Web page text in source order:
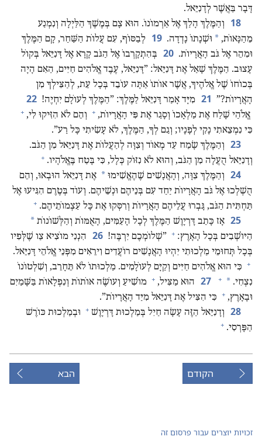
דָּבָר בַּאֲשֶׁר לְדָנִיֵּאל.‏
18
וְהַמֶּלֶךְ הָלַךְ אֶל אַרְמוֹנוֹ.‏ הוּא צָם בְּמֶשֶׁךְ הַלַּיְלָה וְנִמְנַע
מֵהַנָּאוֹת,‏ * וּשְׁנָתוֹ נָדְדָה.‏ 19 לְבַסּוֹף,‏ עִם עֲלוֹת הַשַּׁחַר,‏ קָם הַמֶּלֶךְ
וּמִהֵר אֶל גֹּב הָאֲרָיוֹת.‏ 20 בְּהִתְקָרְבוֹ אֶל הַגֹּב קָרָא אֶל דָּנִיֵּאל בְּקוֹל
עָצוּב.‏ הַמֶּלֶךְ שָׁאַל אֶת דָּנִיֵּאל:‏ ”‏דָּנִיֵּאל,‏ עֶבֶד אֱלֹהִים חַיִּים,‏ הַאִם הָיָה
בְּכוֹחוֹ שֶׁל אֱלֹהֶיךָ,‏ אֲשֶׁר אוֹתוֹ אַתָּה עוֹבֵד בְּכָל עֵת,‏ לְהַצִּילְךָ מִן
הָאֲרָיוֹת?‏”‏ 21 מִיָּד אָמַר דָּנִיֵּאל לַמֶּלֶךְ:‏ ”‏הַמֶּלֶךְ לְעוֹלָם יִחְיֶה!‏ 22
אֱלֹהַי שָׁלַח אֶת מַלְאָכוֹ וְסָגַר אֶת פִּי הָאֲרָיוֹת,‏ + וְהֵם לֹא הִזִּיקוּ לִי,‏ +
כִּי נִמְצֵאתִי נָקִי לְפָנָיו;‏ וְגַם לְךָ,‏ הַמֶּלֶךְ,‏ לֹא עָשִׂיתִי כָּל רַע”‏.‏
23 וְהַמֶּלֶךְ שָׂמַח עַד מְאוֹד וְצִוָּה לְהַעֲלוֹת אֶת דָּנִיֵּאל מִן הַגֹּב.‏
וְדָנִיֵּאל הֻעֲלָה מִן הַגֹּב,‏ וְהוּא לֹא נִזּוֹק כְּלָל,‏ כִּי בָּטַח בֶּאֱלֹהָיו.‏ +
24 וְהַמֶּלֶךְ צִוָּה,‏ וְהָאֲנָשִׁים שֶׁהֶאֱשִׁימוּ * אֶת דָּנִיֵּאל הוּבְאוּ,‏ וְהֵם
הֻשְׁלְכוּ אֶל גֹּב הָאֲרָיוֹת יַחַד עִם בְּנֵיהֶם וּנְשֵׁיהֶם.‏ וְעוֹד בְּטֶרֶם הִגִּיעוּ אֶל
תַּחְתִּית הַגֹּב,‏ גָּבְרוּ עֲלֵיהֶם הָאֲרָיוֹת וְרִסְּקוּ אֶת כָּל עַצְמוֹתֵיהֶם.‏ +
25 אָז כָּתַב דָּרְיָוֶשׁ הַמֶּלֶךְ לְכָל הָעַמִּים,‏ הָאֻמּוֹת וְהַלְּשׁוֹנוֹת *
הַיּוֹשְׁבִים בְּכָל הָאָרֶץ:‏ + ”‏שְׁלוֹמְכֶם יִרְבֶּה!‏ 26 הִנְנִי מוֹצִיא צַו שֶׁלְּפִיו
בְּכָל תְּחוּמֵי מַלְכוּתִי יִהְיוּ הָאֲנָשִׁים רוֹעֲדִים וִירֵאִים מִפְּנֵי אֱלֹהֵי דָּנִיֵּאל.‏
+ כִּי הוּא אֱלֹהִים חַיִּים וְקַיָּם לְעוֹלָמִים.‏ מַלְכוּתוֹ לֹא תֵּחָרֵב,‏ וְשִׁלְטוֹנוֹ
נִצְחִי.‏ *
+
27 הוּא מַצִּיל,‏ + מוֹשִׁיעַ וְעוֹשֶׂה אוֹתוֹת וְנִפְלָאוֹת בַּשָּׁמַיִם
וּבָאָרֶץ,‏ + כִּי הִצִּיל אֶת דָּנִיֵּאל מִיַּד הָאֲרָיוֹת”‏.‏
28 וְדָנִיֵּאל הַזֶּה עָשָׂה חַיִל בְּמַלְכוּת דָּרְיָוֶשׁ + וּבְמַלְכוּת כּוֹרֶשׁ
הַפָּרְסִי.‏ +
הקודם הבא
זכויות יוצרים עבור פרסום זה